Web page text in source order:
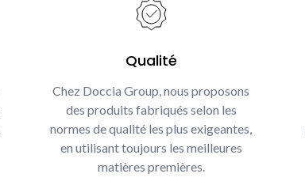
Qualité
Chez Doccia Group, nous proposons
des produits fabriqués selon les
normes de qualité les plus exigeantes,
en utilisant toujours les meilleures
matières premières.